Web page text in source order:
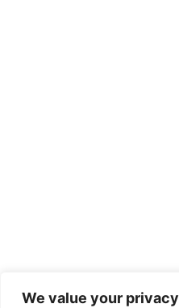
We value your privacy